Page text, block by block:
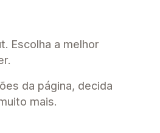
Escolha a melhor
da página, decida
mais.